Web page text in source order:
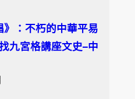
》：不朽的中華平易
九宮格講座文史–中